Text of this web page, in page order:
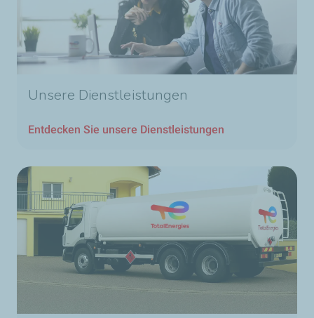
Unsere Dienstleistungen
Entdecken Sie unsere Dienstleistungen